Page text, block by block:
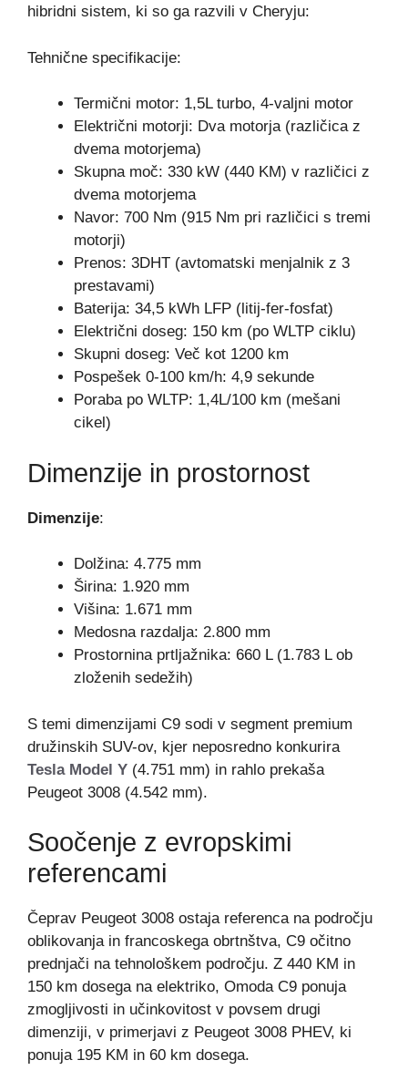
hibridni sistem, ki so ga razvili v Cheryju:
Tehnične specifikacije:
Termični motor: 1,5L turbo, 4-valjni motor
Električni motorji: Dva motorja (različica z
dvema motorjema)
Skupna moč: 330 kW (440 KM) v različici z
dvema motorjema
Navor: 700 Nm (915 Nm pri različici s tremi
motorji)
Prenos: 3DHT (avtomatski menjalnik z 3
prestavami)
Baterija: 34,5 kWh LFP (litij-fer-fosfat)
Električni doseg: 150 km (po WLTP ciklu)
Skupni doseg: Več kot 1200 km
Pospešek 0-100 km/h: 4,9 sekunde
Poraba po WLTP: 1,4L/100 km (mešani
cikel)
Dimenzije in prostornost
Dimenzije:
Dolžina: 4.775 mm
Širina: 1.920 mm
Višina: 1.671 mm
Medosna razdalja: 2.800 mm
Prostornina prtljažnika: 660 L (1.783 L ob
zloženih sedežih)
S temi dimenzijami C9 sodi v segment premium
družinskih SUV-ov, kjer neposredno konkurira
Tesla Model Y (4.751 mm) in rahlo prekaša
Peugeot 3008 (4.542 mm).
Soočenje z evropskimi
referencami
Čeprav Peugeot 3008 ostaja referenca na področju
oblikovanja in francoskega obrtnštva, C9 očitno
prednjači na tehnološkem področju. Z 440 KM in
150 km dosega na elektriko, Omoda C9 ponuja
zmogljivosti in učinkovitost v povsem drugi
dimenziji, v primerjavi z Peugeot 3008 PHEV, ki
ponuja 195 KM in 60 km dosega.